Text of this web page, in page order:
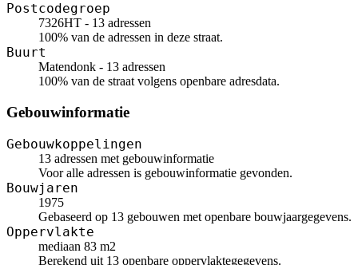
Postcodegroep
7326HT - 13 adressen
100% van de adressen in deze straat.
Buurt
Matendonk - 13 adressen
100% van de straat volgens openbare adresdata.
Gebouwinformatie
Gebouwkoppelingen
13 adressen met gebouwinformatie
Voor alle adressen is gebouwinformatie gevonden.
Bouwjaren
1975
Gebaseerd op 13 gebouwen met openbare bouwjaargegevens.
Oppervlakte
mediaan 83 m2
Berekend uit 13 openbare oppervlaktegegevens.